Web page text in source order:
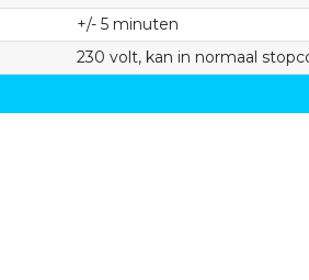
+/- 5 minuten
230 volt, kan in normaal